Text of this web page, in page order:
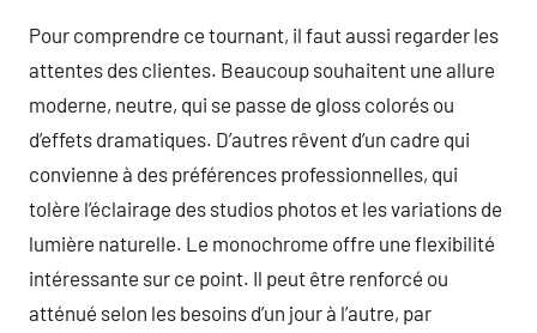
Pour comprendre ce tournant, il faut aussi regarder les
attentes des clientes. Beaucoup souhaitent une allure
moderne, neutre, qui se passe de gloss colorés ou
d’effets dramatiques. D’autres rêvent d’un cadre qui
convienne à des préférences professionnelles, qui
tolère l’éclairage des studios photos et les variations de
lumière naturelle. Le monochrome offre une flexibilité
intéressante sur ce point. Il peut être renforcé ou
atténué selon les besoins d’un jour à l’autre, par